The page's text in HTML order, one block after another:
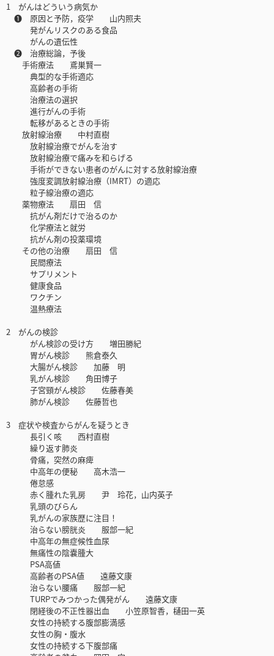
1 がんはどういう病気か
❶ 原因と予防，疫学 山内照夫
発がんリスクのある食品
がんの遺伝性
❷ 治療総論，予後
手術療法 鳶巣賢一
典型的な手術適応
高齢者の手術
治療法の選択
進行がんの手術
転移があるときの手術
放射線治療 中村直樹
放射線治療でがんを治す
放射線治療で痛みを和らげる
手術ができない患者のがんに対する放射線治療
強度変調放射線治療（IMRT）の適応
粒子線治療の適応
薬物療法 扇田 信
抗がん剤だけで治るのか
化学療法と就労
抗がん剤の投薬環境
その他の治療 扇田 信
民間療法
サプリメント
健康食品
ワクチン
温熱療法
2 がんの検診
がん検診の受け方 増田勝紀
胃がん検診 熊倉泰久
大腸がん検診 加藤 明
乳がん検診 角田博子
子宮頸がん検診 佐藤春美
肺がん検診 佐藤哲也
3 症状や検査からがんを疑うとき
長引く咳 西村直樹
繰り返す肺炎
骨痛，突然の麻痺
中高年の便秘 高木浩一
倦怠感
赤く腫れた乳房 尹 玲花，山内英子
乳頭のびらん
乳がんの家族歴に注目！
治らない膀胱炎 服部一紀
中高年の無症候性血尿
無痛性の陰嚢腫大
PSA高値
高齢者のPSA値 遠藤文康
治らない腰痛 服部一紀
TURPでみつかった偶発がん 遠藤文康
閉経後の不正性器出血 小笠原智香，樋田一英
女性の持続する腹部膨満感
女性の胸・腹水
女性の持続する下腹部痛